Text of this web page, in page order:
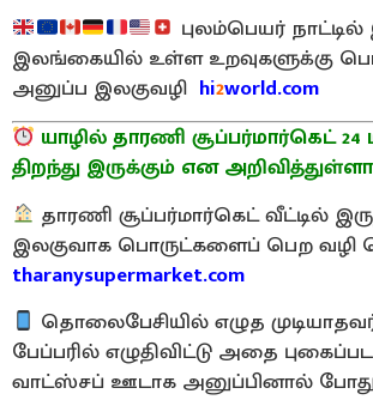
புலம்பெயர் நாட்டில்
இலங்கையில் உள்ள உறவுகளுக்கு
அனுப்ப இலகுவழி hi2world.com
யாழில் தாரணி சூப்பர்மார்கெட்
திறந்து இருக்கும் என
தாரணி சூப்பர்மார்கெட் வீட்டில்
இலகுவாக பொருட்களைப் பெற வழி
tharanysupermarket.com
தொலைபேசியில் எழுத
பேப்பரில் எழுதிவிட்டு அதை
வாட்ஸ்சப் ஊடாக அனுப்பினால்